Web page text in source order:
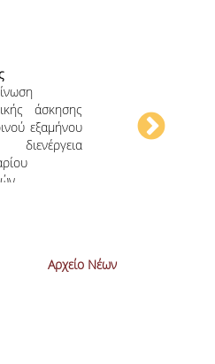
άσκησης
εξαμήνου
Αρχείο Νέων